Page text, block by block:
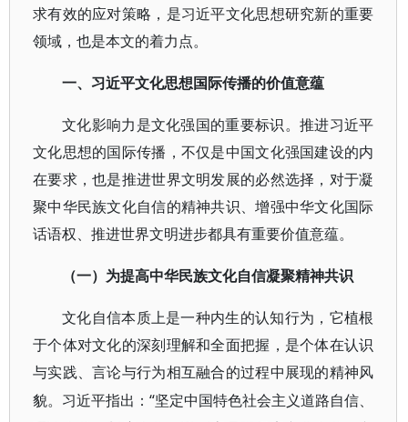
求有效的应对策略，是习近平文化思想研究新的重要
领域，也是本文的着力点。
一、 习近平文化思想国际传播的价值意蕴
文化影响力是文化强国的重要标识。推进习近平
文化思想的国际传播，不仅是中国文化强国建设的内
在要求，也是推进世界文明发展的必然选择，对于凝
聚中华民族文化自信的精神共识、增强中华文化国际
话语权、推进世界文明进步都具有重要价值意蕴。
（一）为提高中华民族文化自信凝聚精神共识
文化自信本质上是一种内生的认知行为，它植根
于个体对文化的深刻理解和全面把握，是个体在认识
与实践、言论与行为相互融合的过程中展现的精神风
貌。习近平指出：“坚定中国特色社会主义道路自信、